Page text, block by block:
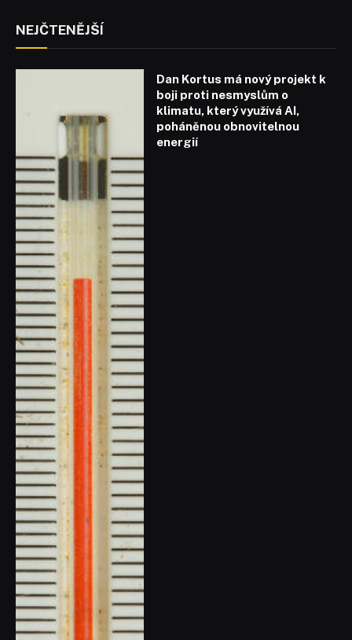
NEJČTENĚJŠÍ
Dan Kortus má nový projekt k
boji proti nesmyslům o
klimatu, který využívá AI,
poháněnou obnovitelnou
energií